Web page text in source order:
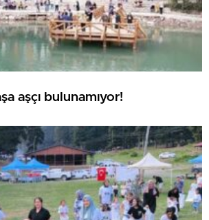
aşçı bulunamıyor!